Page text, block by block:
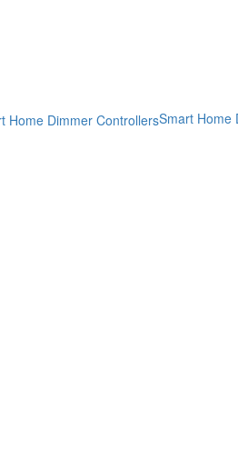
Smart Home